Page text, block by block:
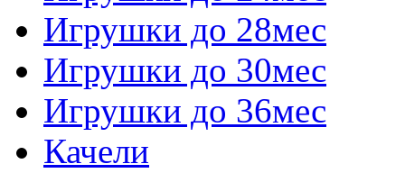
Игрушки до 28мес
Игрушки до 30мес
Игрушки до 36мес
Качели